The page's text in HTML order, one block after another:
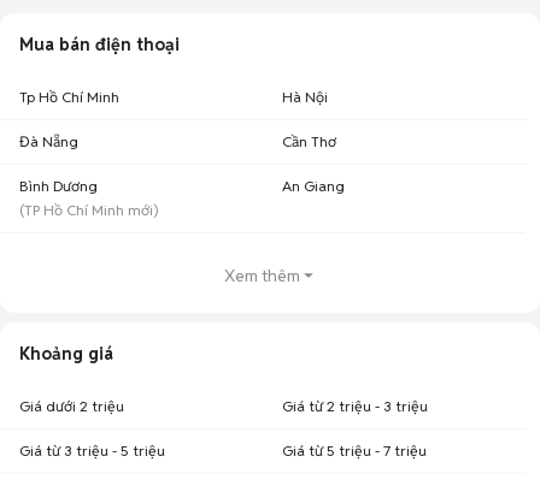
Mua bán điện thoại
Tp Hồ Chí Minh Hà Nội
Đà Nẵng Cần Thơ
Bình Dương
(TP Hồ Chí Minh mới)
An Giang
Xem thêm
Khoảng giá
Giá dưới 2 triệu Giá từ 2 triệu - 3 triệu
Giá từ 3 triệu - 5 triệu Giá từ 5 triệu - 7 triệu